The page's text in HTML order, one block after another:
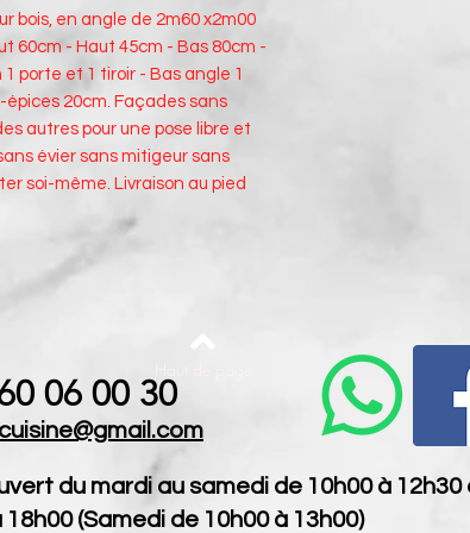
bois, en angle de 2m60 x2m00
60cm - Haut 45cm - Bas 80cm -
porte et 1 tiroir - Bas angle 1
20cm. Façades sans
autres pour une pose libre et
évier sans mitigeur sans
soi-même. Livraison au pied
06 00 30
du mardi au samedi de 10h00 à 12h30
18h00 (Samedi de 10h00 à 13h00)